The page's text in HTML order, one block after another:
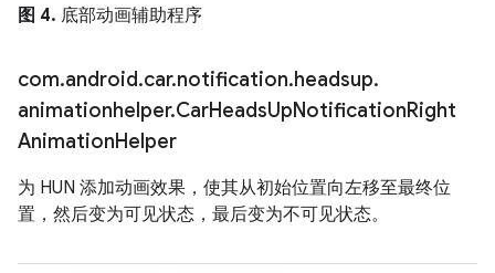
图 4. 底部动画辅助程序
com.android.car.notification.headsup.
animationhelper.CarHeadsUpNotificationRight
AnimationHelper
为 HUN 添加动画效果，使其从初始位置向左移至最终位
置，然后变为可见状态，最后变为不可见状态。